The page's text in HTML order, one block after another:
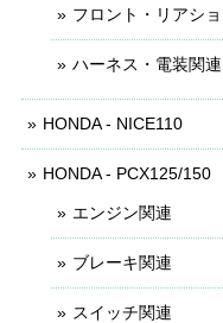
フロント・リアシ
ハーネス・電装関連
HONDA - NICE110
HONDA - PCX125/150
エンジン関連
ブレーキ関連
スイッチ関連